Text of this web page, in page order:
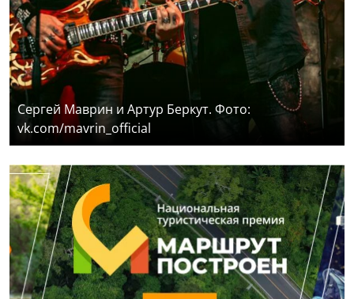
Сергей Маврин и Артур Беркут. Фото:
vk.com/mavrin_official